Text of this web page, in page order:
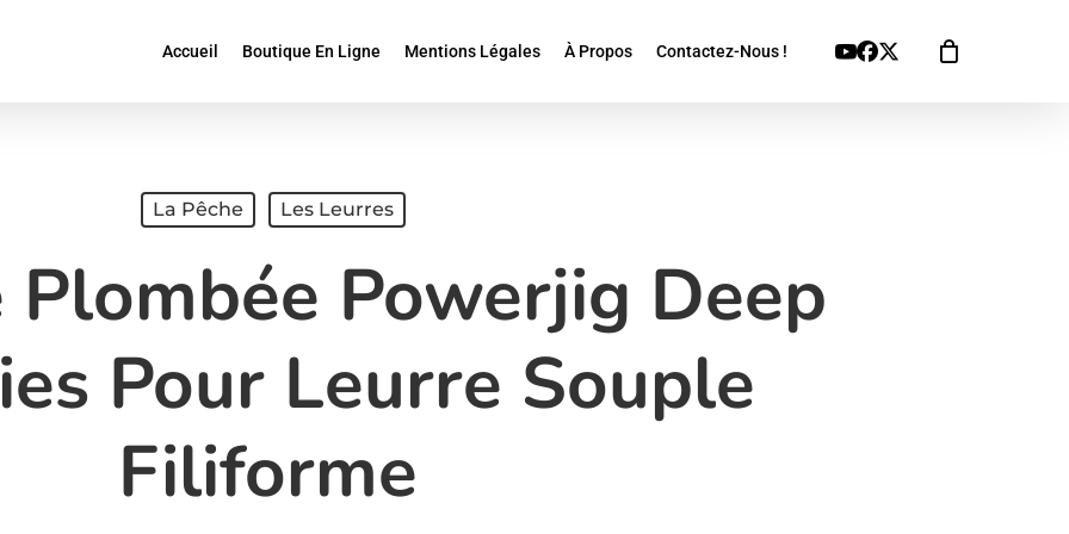
Accueil Boutique En Ligne Mentions Légales À Propos Contactez-Nous ! Youtube
Facebook
X
Twitter
La Pêche Les Leurres
Plombée Powerjig Deep
Pour Leurre Souple
Filiforme